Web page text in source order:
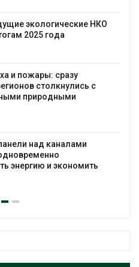
экологические НКО
2025 года
и пожары: сразу
столкнулись с
природными
над каналами
энергию и экономить